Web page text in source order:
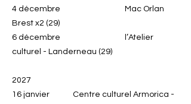
4 décembre Mac Orlan
Brest x2 (29)
6 décembre l’Atelier
culturel - Landerneau (29)
2027
16 janvier Centre culturel Armorica -